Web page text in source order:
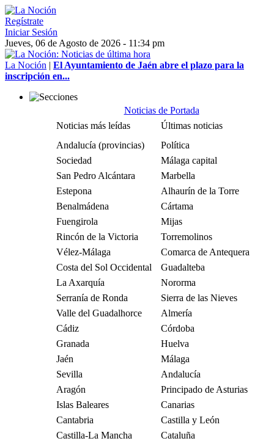
Regístrate
Iniciar Sesión
Jueves, 06 de Agosto de 2026 - 11:34 pm
La Noción | El Ayuntamiento de Jaén abre el plazo para la
inscripción en...
Noticias de Portada
Noticias más leídas
Últimas noticias
Andalucía (provincias)
Política
Sociedad
Málaga capital
San Pedro Alcántara
Marbella
Estepona
Alhaurín de la Torre
Benalmádena
Cártama
Fuengirola
Mijas
Rincón de la Victoria
Torremolinos
Vélez-Málaga
Comarca de Antequera
Costa del Sol Occidental
Guadalteba
La Axarquía
Nororma
Serranía de Ronda
Sierra de las Nieves
Valle del Guadalhorce
Almería
Cádiz
Córdoba
Granada
Huelva
Jaén
Málaga
Sevilla
Andalucía
Aragón
Principado de Asturias
Islas Baleares
Canarias
Cantabria
Castilla y León
Castilla-La Mancha
Cataluña